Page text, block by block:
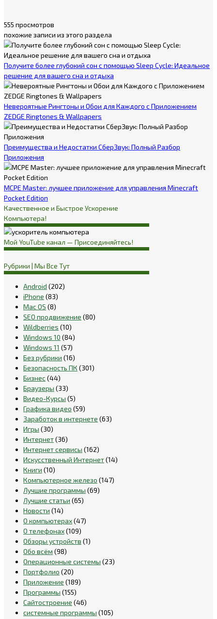
555 просмотров
похожие записи из этого раздела
Получите более глубокий сон с помощью Sleep Cycle: Идеальное
решение для вашего сна и отдыха
Невероятные Рингтоны и Обои для Каждого с Приложением
ZEDGE Ringtones & Wallpapers
Преимущества и Недостатки СберЗвук: Полный Разбор
Приложения
MCPE Master: лучшее приложение для управления Minecraft
Pocket Edition
Качественное и Быстрое Ускорение
Компьютера!
Мой YouTube канал — Присоединяйтесь!
Рубрики | Мы Все Тут
Android (202)
iPhone (83)
Mac OS (8)
SEO продвижение (80)
Wildberries (10)
Windows 10 (84)
Windows 11 (57)
Без рубрики (16)
Безопасность ПК (301)
Бизнес (44)
Браузеры (33)
Видео-Курсы (5)
Графика видео (59)
Заработок в интернете (63)
Игры (30)
Интернет(36)
Интернет сервисы (162)
Искусственный Интернет(14)
Книги (10)
Компьютерное железо (147)
Лучшие программы (69)
Лучшие статьи (65)
Новости (14)
О компьютерах(47)
О телефонах(109)
Обзоры устройств (1)
Обо всём (98)
Операционные системы (23)
Портфолио (20)
Приложение (189)
Программы (155)
Сайтостроение (46)
системные программы (105)